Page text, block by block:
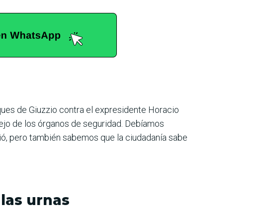
de Giuzzio contra el expresidente Horacio
de los órganos de seguridad. Debíamos
pero también sabemos que la ciudadanía sabe
urnas